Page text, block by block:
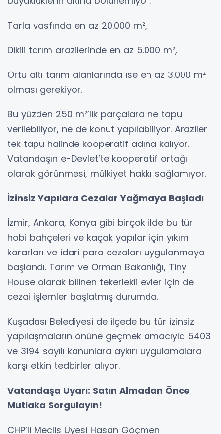
Tarla vasfında en az 20.000 m²,
Dikili tarım arazilerinde en az 5.000 m²,
Örtü altı tarım alanlarında ise en az 3.000 m²
olması gerekiyor.
Bu yüzden 250 m²’lik parçalara ne tapu
verilebiliyor, ne de konut yapılabiliyor. Araziler
tek tapu halinde kooperatif adına kalıyor.
Vatandaşın e-Devlet’te kooperatif ortağı
olarak görünmesi, mülkiyet hakkı sağlamıyor.
İzinsiz Yapılara Cezalar Yağmaya Başladı
İzmir, Ankara, Konya gibi birçok ilde bu tür
hobi bahçeleri ve kaçak yapılar için yıkım
kararları ve idari para cezaları uygulanmaya
başlandı. Tarım ve Orman Bakanlığı, Tiny
House olarak bilinen tekerlekli evler için de
cezai işlemler başlatmış durumda.
Kuşadası Belediyesi de ilçede bu tür izinsiz
yapılaşmaların önüne geçmek amacıyla 5403
ve 3194 sayılı kanunlara aykırı uygulamalara
karşı etkin tedbirler alıyor.
Vatandaşa Uyarı: Satın Almadan Önce
Mutlaka Sorgulayın!
CHP’li Meclis Üyesi Hasan Göçmen